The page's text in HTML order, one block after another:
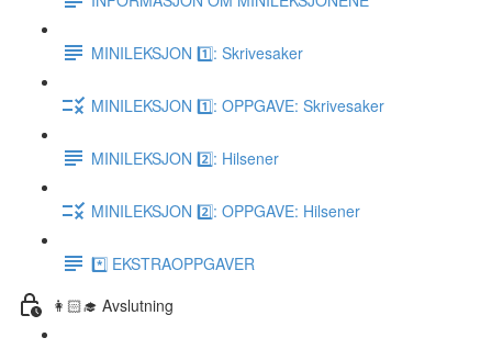
MINILEKSJON 1️⃣: Skrivesaker
MINILEKSJON 1️⃣: OPPGAVE: Skrivesaker
MINILEKSJON 2️⃣: Hilsener
MINILEKSJON 2️⃣: OPPGAVE: Hilsener
*️⃣ EKSTRAOPPGAVER
👩🏻‍🎓 Avslutning